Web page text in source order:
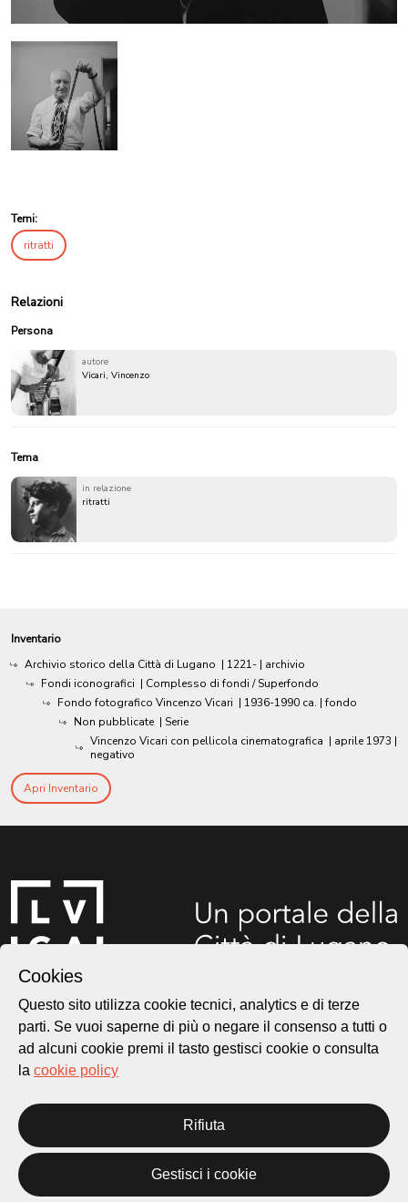
Temi:
ritratti
Relazioni
Persona
autore
Vicari, Vincenzo
Tema
in relazione
ritratti
Inventario
Archivio storico della Città di Lugano | 1221- | archivio
Fondi iconografici | Complesso di fondi / Superfondo
Fondo fotografico Vincenzo Vicari | 1936-1990 ca. | fondo
Non pubblicate | Serie
Vincenzo Vicari con pellicola cinematografica | aprile 1973 |
negativo
Apri Inventario
Città di Lugano
Piazza Carlo Cattaneo 1
6976 Castagnola
Cookies
Questo sito utilizza cookie tecnici, analytics e di terze
parti. Se vuoi saperne di più o negare il consenso a tutti o
ad alcuni cookie premi il tasto gestisci cookie o consulta
la cookie policy
Rifiuta
Gestisci i cookie